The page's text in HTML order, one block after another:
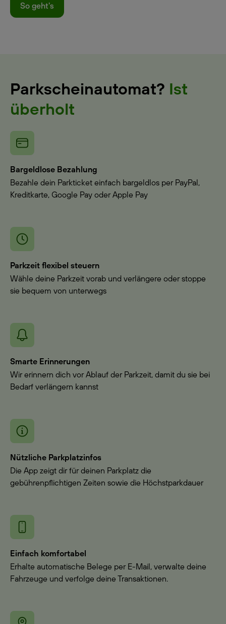
So geht's
Parkscheinautomat? Ist
überholt
Bargeldlose Bezahlung
Bezahle dein Parkticket einfach bargeldlos per PayPal,
Kreditkarte, Google Pay oder Apple Pay
Parkzeit flexibel steuern
Wähle deine Parkzeit vorab und verlängere oder stoppe
sie bequem von unterwegs
Smarte Erinnerungen
Wir erinnern dich vor Ablauf der Parkzeit, damit du sie bei
Bedarf verlängern kannst
Nützliche Parkplatzinfos
Die App zeigt dir für deinen Parkplatz die
gebührenpflichtigen Zeiten sowie die Höchstparkdauer
Einfach komfortabel
Erhalte automatische Belege per E-Mail, verwalte deine
Fahrzeuge und verfolge deine Transaktionen.